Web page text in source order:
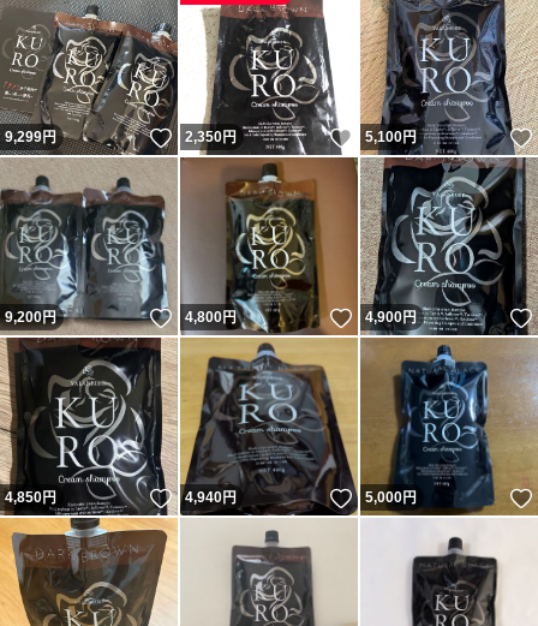
9,299円 いいね！
2,350円 いいね！
5,100円
9,200円 いいね！
4,800円 いいね！
4,900円
4,850円 いいね！
4,940円 いいね！
5,000円